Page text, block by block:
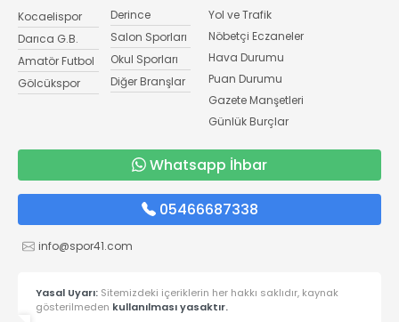
Kocaelispor
Darıca G.B.
Amatör Futbol
Gölcükspor
Derince
Salon Sporları
Okul Sporları
Diğer Branşlar
Yol ve Trafik
Nöbetçi Eczaneler
Hava Durumu
Puan Durumu
Gazete Manşetleri
Günlük Burçlar
Whatsapp İhbar
05466687338
info@spor41.com
Yasal Uyarı: Sitemizdeki içeriklerin her hakkı saklıdır, kaynak
gösterilmeden kullanılması yasaktır.